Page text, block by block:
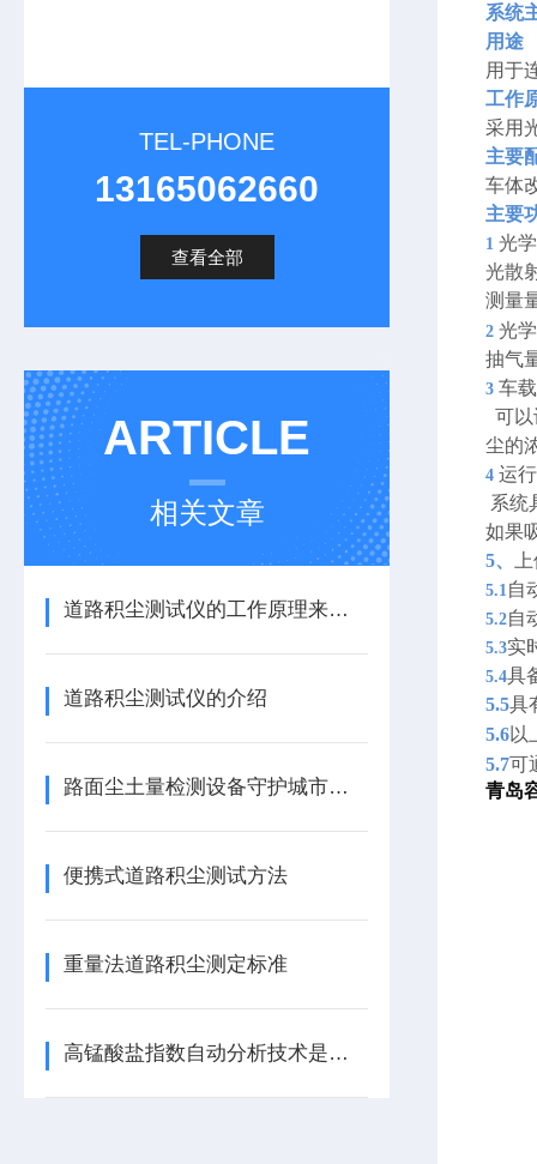
TEL-PHONE
13165062660
查看全部
ARTICLE
相关文章
道路积尘测试仪的工作原理来了解下
道路积尘测试仪的介绍
路面尘土量检测设备守护城市空气质量
便携式道路积尘测试方法
重量法道路积尘测定标准
高锰酸盐指数自动分析技术是水质监测的新篇章
系统
用途
用于
工作
采用
主要
车体
主要
1 光
光散
测量
2 光
抽气
3 车
可
尘的
4 运
系统
如果
5、
5.1自
5.2自
5.3实
5.4具
5.5具
5.6以
5.7可
青岛